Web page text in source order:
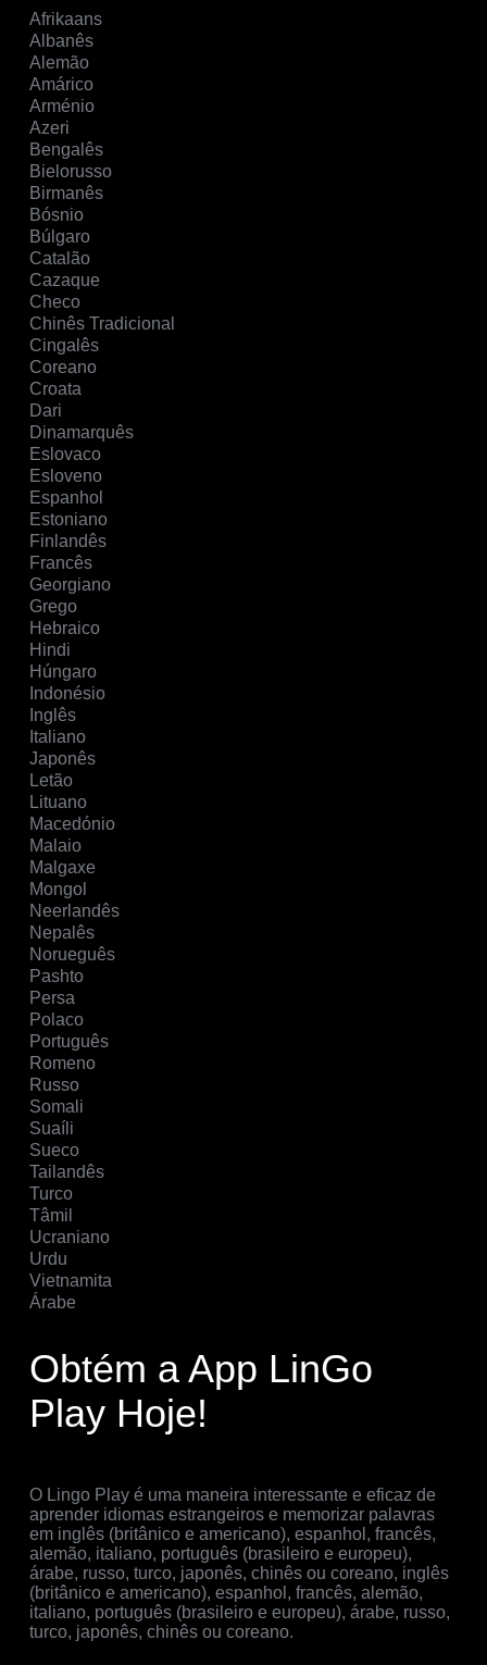
Afrikaans
Albanês
Alemão
Amárico
Arménio
Azeri
Bengalês
Bielorusso
Birmanês
Bósnio
Búlgaro
Catalão
Cazaque
Checo
Chinês Tradicional
Cingalês
Coreano
Croata
Dari
Dinamarquês
Eslovaco
Esloveno
Espanhol
Estoniano
Finlandês
Francês
Georgiano
Grego
Hebraico
Hindi
Húngaro
Indonésio
Inglês
Italiano
Japonês
Letão
Lituano
Macedónio
Malaio
Malgaxe
Mongol
Neerlandês
Nepalês
Norueguês
Pashto
Persa
Polaco
Português
Romeno
Russo
Somali
Suaíli
Sueco
Tailandês
Turco
Tâmil
Ucraniano
Urdu
Vietnamita
Árabe
Obtém a App LinGo
Play Hoje!
O Lingo Play é uma maneira interessante e eficaz de
aprender idiomas estrangeiros e memorizar palavras
em inglês (britânico e americano), espanhol, francês,
alemão, italiano, português (brasileiro e europeu),
árabe, russo, turco, japonês, chinês ou coreano, inglês
(britânico e americano), espanhol, francês, alemão,
italiano, português (brasileiro e europeu), árabe, russo,
turco, japonês, chinês ou coreano.